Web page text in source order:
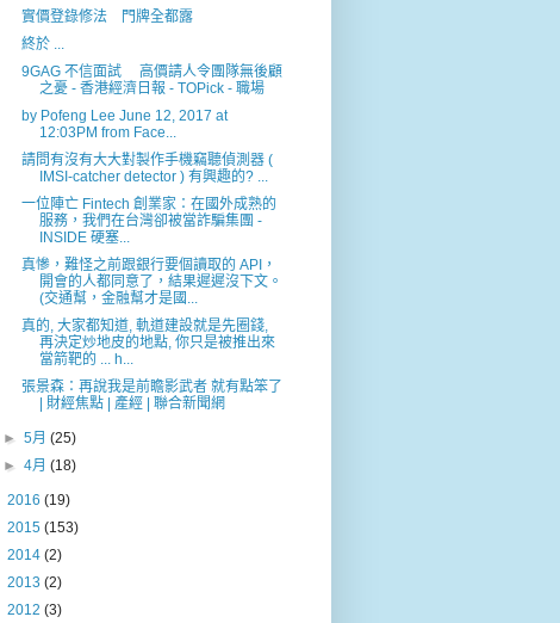
實價登錄修法 門牌全都露
終於 ...
9GAG 不信面試 高價請人令團隊無後顧
之憂 - 香港經濟日報 - TOPick - 職場
by Pofeng Lee June 12, 2017 at
12:03PM from Face...
請問有沒有大大對製作手機竊聽偵測器 (
IMSI-catcher detector ) 有興趣的? ...
一位陣亡 Fintech 創業家：在國外成熟的
服務，我們在台灣卻被當詐騙集團 -
INSIDE 硬塞...
真慘，難怪之前跟銀行要個讀取的 API，
開會的人都同意了，結果遲遲沒下文。
(交通幫，金融幫才是國...
真的, 大家都知道, 軌道建設就是先圈錢,
再決定炒地皮的地點, 你只是被推出來
當箭靶的 ... h...
張景森：再說我是前瞻影武者 就有點笨了
| 財經焦點 | 產經 | 聯合新聞網
►5月(25)
►4月(18)
2016 (19)
2015 (153)
2014 (2)
2013 (2)
2012 (3)